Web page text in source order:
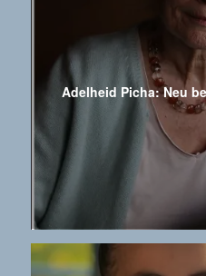
Adelheid Picha: Neu